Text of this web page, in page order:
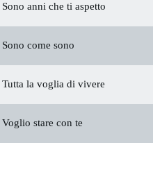
Sono anni che ti aspetto
Sono come sono
Tutta la voglia di vivere
Voglio stare con te